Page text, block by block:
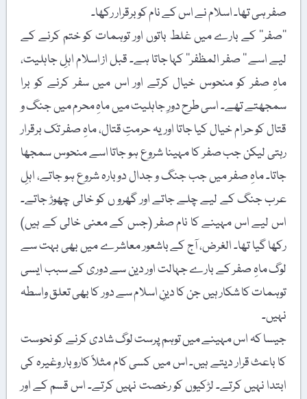
صفر ہی تھا۔ اسلام نے اس کے نام کو برقرار رکھا۔
’’صفر‘‘ کے بارے میں غلط باتوں اور توہمات کو ختم کرنے کے
لیے اسے ’’ صفر المظفر‘‘ کہا جاتا ہے۔ قبل از اسلام اہلِ جاہلیت،
ماہِ صفر کو منحوس خیال کرتے اور اس میں سفر کرنے کو برا
سمجھتے تھے۔ اسی طرح دورِ جاہلیت میں ماہِ محرم میں جنگ و
قتال کو حرام خیال کیا جاتا اور یہ حرمتِ قتال، ماہِ صفر تک برقرار
رہتی لیکن جب صفر کا مہینا شروع ہو جاتا اسے منحوس سمجھا
جاتا۔ ماہِ صفر میں جب جنگ و جدال دوبارہ شروع ہو جاتے، اہلِ
عرب جنگ کے لیے چلے جاتے اور گھرو ں کو خالی چھوڑ جاتے۔
اس لیے اس مہینے کا نام صفر (جس کے معنی خالی کے ہیں)
رکھا گیا تھا۔ الغرض، آج کے باشعور معاشرے میں بھی بہت سے
لوگ ماہِ صفر کے بارے جہالت اور دین سے دوری کے سبب ایسی
توہمات کا شکار ہیں جن کا دینِ اسلام سے دور کا بھی تعلق واسطہ
نہیں۔
جیسا کہ اس مہینے میں توہم پرست لوگ شادی کرنے کو نحوست
کا باعث قرار دیتے ہیں۔ اس میں کسی کام مثلاً کاروبار وغیرہ کی
ابتدا نہیں کرتے۔ لڑکیوں کو رخصت نہیں کرتے۔ اس قسم کے اور